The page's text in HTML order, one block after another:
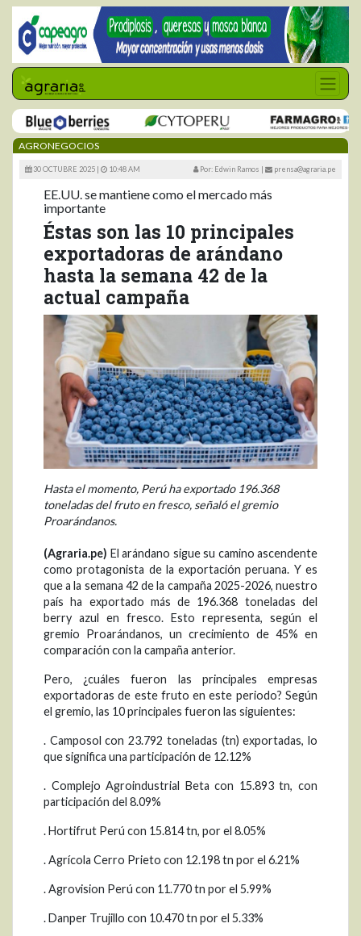
AGRONEGOCIOS
30 OCTUBRE 2025 | 10:48 AM Por: Edwin Ramos | prensa@agraria.pe
EE.UU. se mantiene como el mercado más
importante
Éstas son las 10 principales
exportadoras de arándano
hasta la semana 42 de la
actual campaña
Hasta el momento, Perú ha exportado 196.368
toneladas del fruto en fresco, señaló el gremio
Proarándanos.
(Agraria.pe) El arándano sigue su camino ascendente
como protagonista de la exportación peruana. Y es
que a la semana 42 de la campaña 2025-2026, nuestro
país ha exportado más de 196.368 toneladas del
berry azul en fresco. Esto representa, según el
gremio Proarándanos, un crecimiento de 45% en
comparación con la campaña anterior.
Pero, ¿cuáles fueron las principales empresas
exportadoras de este fruto en este periodo? Según
el gremio, las 10 principales fueron las siguientes:
. Camposol con 23.792 toneladas (tn) exportadas, lo
que significa una participación de 12.12%
. Complejo Agroindustrial Beta con 15.893 tn, con
participación del 8.09%
. Hortifrut Perú con 15.814 tn, por el 8.05%
. Agrícola Cerro Prieto con 12.198 tn por el 6.21%
. Agrovision Perú con 11.770 tn por el 5.99%
. Danper Trujillo con 10.470 tn por el 5.33%